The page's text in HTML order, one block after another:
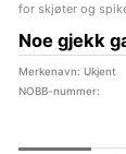
for skjøter og
Noe gjekk
Merkenavn: Ukjent
NOBB-nummer: